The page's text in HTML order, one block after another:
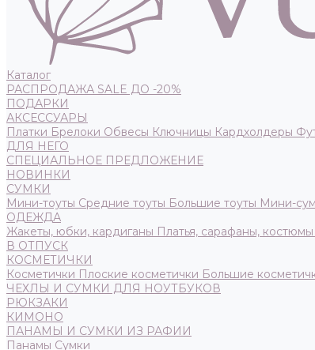
Каталог
РАСПРОДАЖА SALE ДО -20%
ПОДАРКИ
АКСЕССУАРЫ
Платки Брелоки Обвесы Ключницы Кардхолдеры
ДЛЯ НЕГО
СПЕЦИАЛЬНОЕ ПРЕДЛОЖЕНИЕ
НОВИНКИ
СУМКИ
Мини-тоуты Средние тоуты Большие тоуты Мини-
ОДЕЖДА
Жакеты, юбки, кардиганы Платья, сарафаны, костюмы
В ОТПУСК
КОСМЕТИЧКИ
Косметички Плоские косметички Большие
ЧЕХЛЫ И СУМКИ ДЛЯ НОУТБУКОВ
РЮКЗАКИ
КИМОНО
ПАНАМЫ И СУМКИ ИЗ РАФИИ
Панамы Сумки